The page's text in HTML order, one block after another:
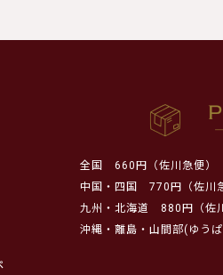
全国
660円（佐川急便）
中国・四国
770円（佐川
九州・北海道
880円（佐
沖縄・離島・山間部(ゆう